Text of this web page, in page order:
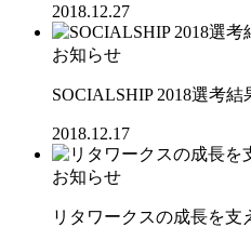
2018.12.27
お知らせ
SOCIALSHIP 2018選考結
2018.12.17
お知らせ
リタワークスの成長を支